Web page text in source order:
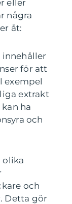
eller
några
åt:
innehåller
för att
exempel
extrakt
ha
och
olika
och
Detta gör